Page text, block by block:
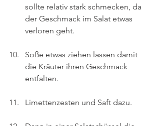
sollte relativ stark schmecken, da
der Geschmack im Salat etwas
verloren geht.
Soße etwas ziehen lassen damit
die Kräuter ihren Geschmack
entfalten.
Limettenzesten und Saft dazu.